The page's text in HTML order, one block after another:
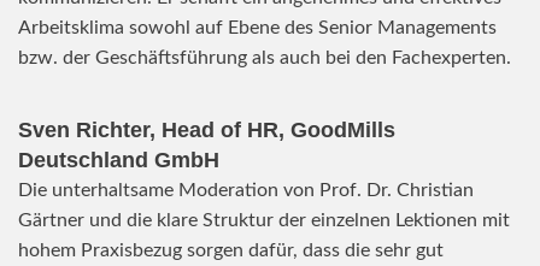
Arbeitsklima sowohl auf Ebene des Senior Managements
bzw. der Geschäftsführung als auch bei den Fachexperten.
Sven Richter, Head of HR, GoodMills
Deutschland GmbH
Die unterhaltsame Moderation von Prof. Dr. Christian
Gärtner und die klare Struktur der einzelnen Lektionen mit
hohem Praxisbezug sorgen dafür, dass die sehr gut